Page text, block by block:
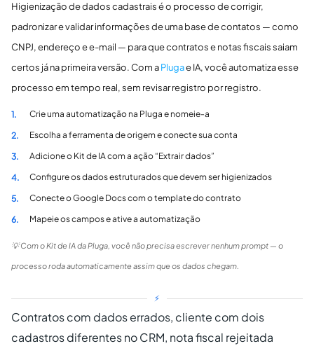
Higienização de dados cadastrais é o processo de corrigir,
padronizar e validar informações de uma base de contatos — como
CNPJ, endereço e e-mail — para que contratos e notas fiscais saiam
certos já na primeira versão. Com aPlugae IA, você automatiza esse
processo em tempo real, sem revisar registro por registro.
1. Crie uma automatização na Pluga e nomeie-a
2. Escolha a ferramenta de origem e conecte sua conta
3. Adicione o Kit de IA com a ação “Extrair dados”
4. Configure os dados estruturados que devem ser higienizados
5. Conecte o Google Docs com o template do contrato
6. Mapeie os campos e ative a automatização
💡 Com o Kit de IA da Pluga, você não precisa escrever nenhum prompt — o
processo roda automaticamente assim que os dados chegam.
⚡
Contratos com dados errados, cliente com dois
cadastros diferentes no CRM, nota fiscal rejeitada